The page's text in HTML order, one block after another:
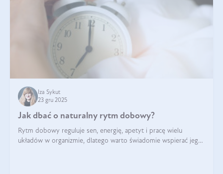
Iza Sykut
23 gru 2025
Jak dbać o naturalny rytm dobowy?
Rytm dobowy reguluje sen, energię, apetyt i pracę wielu
układów w organizmie, dlatego warto świadomie wspierać jego